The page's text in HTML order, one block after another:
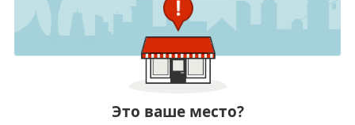
Это ваше место?